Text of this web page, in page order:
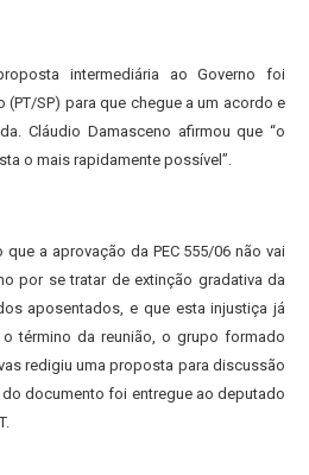
intermediária ao Governo foi
(PT/SP) para que chegue a um acordo e
Cláudio Damasceno afirmou que “o
o mais rapidamente possível”.
a aprovação da PEC 555/06 não vai
por se tratar de extinção gradativa da
aposentados, e que esta injustiça já
término da reunião, o grupo formado
redigiu uma proposta para discussão
documento foi entregue ao deputado